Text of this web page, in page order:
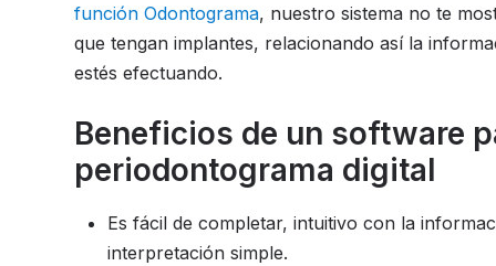
función Odontograma, nuestro sistema no te
que tengan implantes, relacionando así la
estés efectuando.
Beneficios de un software
periodontograma digital
Es fácil de completar, intuitivo con la
interpretación simple.